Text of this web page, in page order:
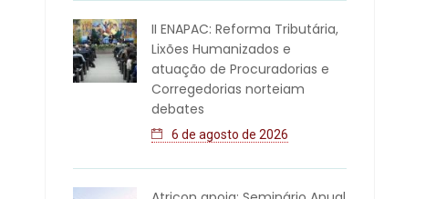
II ENAPAC: Reforma Tributária,
Lixões Humanizados e
atuação de Procuradorias e
Corregedorias norteiam
debates
6 de agosto de 2026